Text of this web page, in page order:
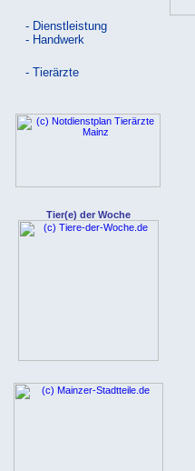
- Dienstleistung
- Handwerk
- Tierärzte
Tier(e) der Woche